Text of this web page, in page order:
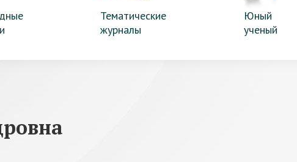
Тематические
журналы
Юный
ученый